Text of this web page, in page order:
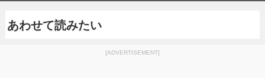
あわせて読みたい
[ADVERTISEMENT]